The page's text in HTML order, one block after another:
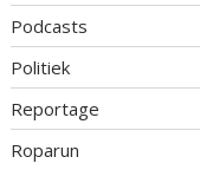
Podcasts
Politiek
Reportage
Roparun